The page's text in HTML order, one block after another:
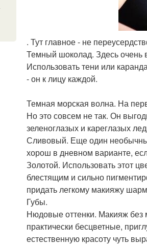
. Тут главное - не
Темный шоколад. Здесь очень
Использовать тени или
- он к лицу каждой.
Темная морская волна. На
Но это совсем не так. Он
зеленоглазых и кареглазых
Сливовый. Еще один
хорош в дневном варианте,
Золотой. Использовать этот
блестящим и сильно
придать легкому макияжу
Губы.
Нюдовые оттенки. Макияж без
практически бесцветные,
естественную красоту чуть